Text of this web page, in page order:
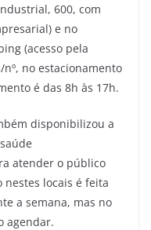
600, com
e no
(acesso pela
no estacionamento
é das 8h às 17h.
disponibilizou a
atender o público
locais é feita
a semana, mas no
agendar.